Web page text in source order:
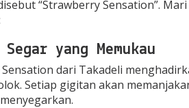
“Strawberry Sensation”.
yang Memukau
dari Takadeli
Setiap gigitan akan